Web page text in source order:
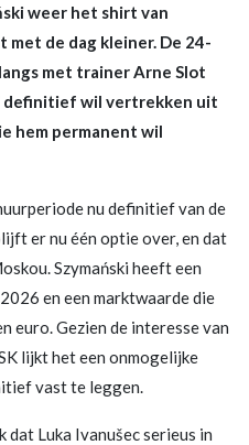
weer het shirt van
met de dag kleiner. De 24-
met trainer Arne Slot
definitief wil vertrekken uit
hem permanent wil
nu definitief van de
er nu één optie over, en dat
Szymański heeft een
en een marktwaarde die
euro. Gezien de interesse van
lijkt het een onmogelijke
vast te leggen.
dat Luka Ivanušec serieus in